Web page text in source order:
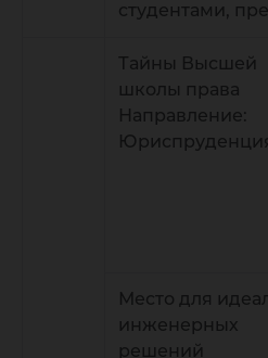
студентами,
Тайны Высшей
школы права
Направление:
Место для
инженерных
решений